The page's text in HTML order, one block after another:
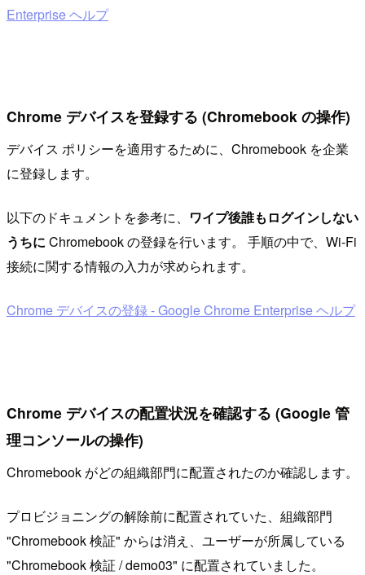
Enterprise ヘルプ
Chrome デバイスを登録する (Chromebook の操作)
デバイス ポリシーを適用するために、Chromebook を企業
に登録します。
以下のドキュメントを参考に、 ワイプ後誰もログインしない
うちに Chromebook の登録を行います。 手順の中で、Wi-Fi
接続に関する情報の入力が求められます。
Chrome デバイスの登録 - Google Chrome Enterprise ヘルプ
Chrome デバイスの配置状況を確認する (Google 管
理コンソールの操作)
Chromebook がどの組織部門に配置されたのか確認します。
プロビジョニングの解除前に配置されていた、組織部門
"Chromebook 検証" からは消え、ユーザーが所属している
"Chromebook 検証 / demo03" に配置されていました。